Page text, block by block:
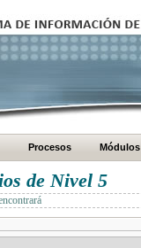
Procesos Módulos
de Nivel 5